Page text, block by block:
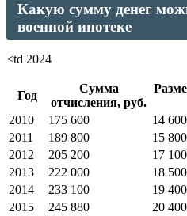
Какую сумму денег
военной ипотеке
<td 2024
Год
Сумма
отчисления, руб.
2010
175 600
14 600
2011
189 800
15 800
2012
205 200
17 100
2013
222 000
18 500
2014
233 100
19 400
2015
245 880
20 400